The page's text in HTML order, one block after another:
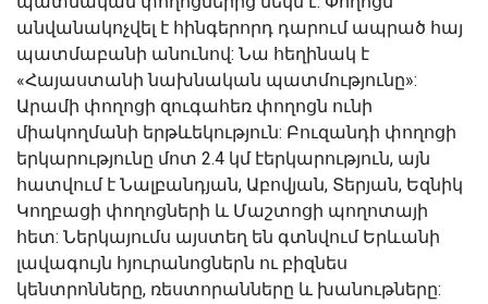
անվանակոչվել է հինգերորդ դարում ապրած հայ
պատմաբանի անունով: Նա հեղինակ է
«Հայաստանի նախնական պատմությունը»:
Արամի փողոցի զուգահեռ փողոցն ունի
միակողմանի երթևեկություն: Բուզանդի փողոցի
երկարությունը մոտ 2.4 կմ էերկարություն, այն
հատվում է Նալբանդյան, Աբովյան, Տերյան, Եզնիկ
Կողբացի փողոցների և Մաշտոցի պողոտայի
հետ: Ներկայումս այստեղ են գտնվում Երևանի
լավագույն հյուրանոցներն ու բիզնես
կենտրոնները, ռեստորանները և խանութները: